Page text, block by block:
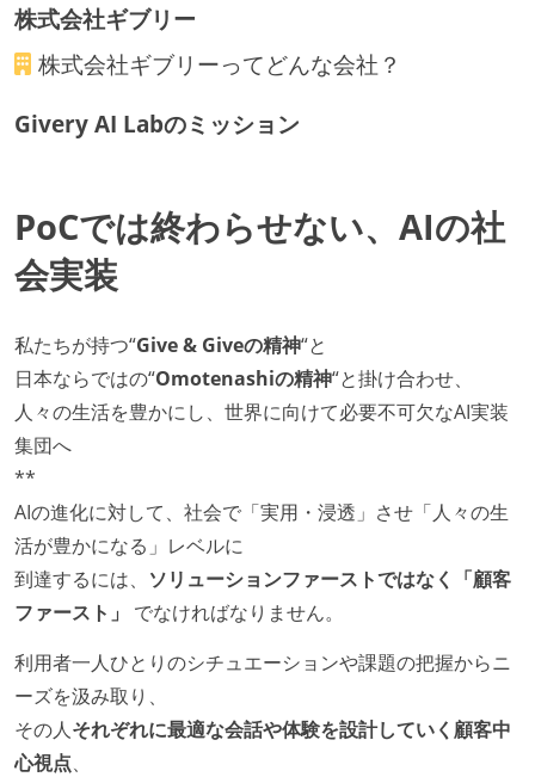
株式会社ギブリー
株式会社ギブリーってどんな会社？
Givery AI Labのミッション
PoCでは終わらせない、AIの社
会実装
私たちが持つ“Give & Giveの精神“と
日本ならではの“Omotenashiの精神“と掛け合わせ、
人々の生活を豊かにし、世界に向けて必要不可欠なAI実装
集団へ
**
AIの進化に対して、社会で「実用・浸透」させ「人々の生
活が豊かになる」レベルに
到達するには、 ソリューションファーストではなく「顧客
ファースト」
でなければなりません。
利用者一人ひとりのシチュエーションや課題の把握からニ
ーズを汲み取り、
その人それぞれに最適な会話や体験を設計していく顧客中
心視点、